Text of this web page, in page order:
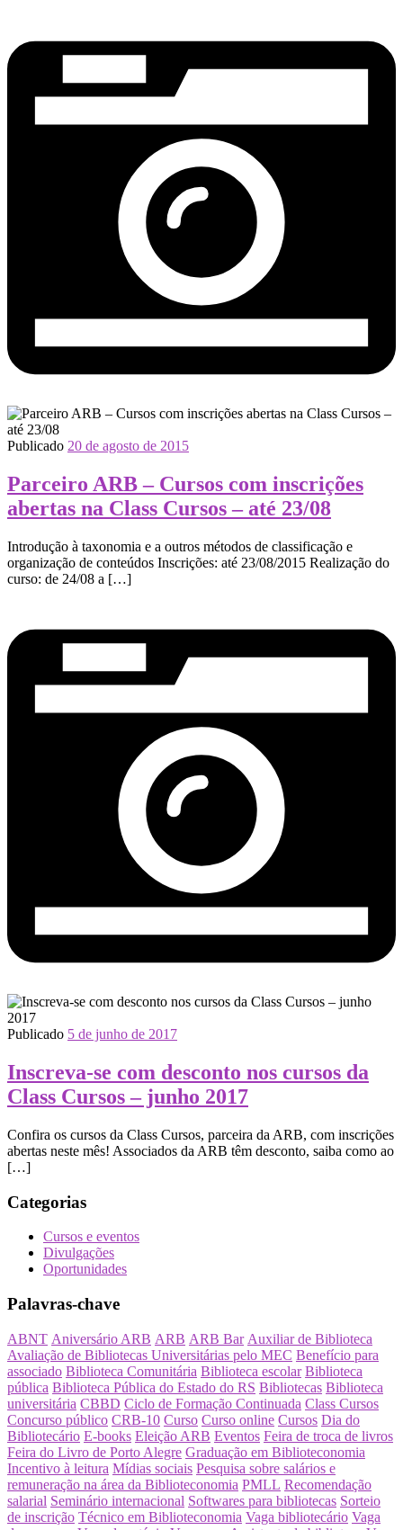
Publicado 20 de agosto de 2015
Parceiro ARB – Cursos com inscrições
abertas na Class Cursos – até 23/08
Introdução à taxonomia e a outros métodos de classificação e
organização de conteúdos Inscrições: até 23/08/2015 Realização do
curso: de 24/08 a […]
Publicado 5 de junho de 2017
Inscreva-se com desconto nos cursos da
Class Cursos – junho 2017
Confira os cursos da Class Cursos, parceira da ARB, com inscrições
abertas neste mês! Associados da ARB têm desconto, saiba como ao
[…]
Categorias
Cursos e eventos
Divulgações
Oportunidades
Palavras-chave
ABNT Aniversário ARB ARB ARB Bar Auxiliar de Biblioteca
Avaliação de Bibliotecas Universitárias pelo MEC Benefício para
associado Biblioteca Comunitária Biblioteca escolar Biblioteca
pública Biblioteca Pública do Estado do RS Bibliotecas Biblioteca
universitária CBBD Ciclo de Formação Continuada Class Cursos
Concurso público CRB-10 Curso Curso online Cursos Dia do
Bibliotecário E-books Eleição ARB Eventos Feira de troca de livros
Feira do Livro de Porto Alegre Graduação em Biblioteconomia
Incentivo à leitura Mídias sociais Pesquisa sobre salários e
remuneração na área da Biblioteconomia PMLL Recomendação
salarial Seminário internacional Softwares para bibliotecas Sorteio
de inscrição Técnico em Biblioteconomia Vaga bibliotecário Vaga